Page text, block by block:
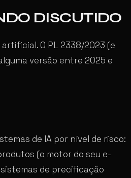
DISCUTIDO
O PL 2338/2023 (e
versão entre 2025 e
de IA por nível de risco:
(o motor do seu e-
de precificação